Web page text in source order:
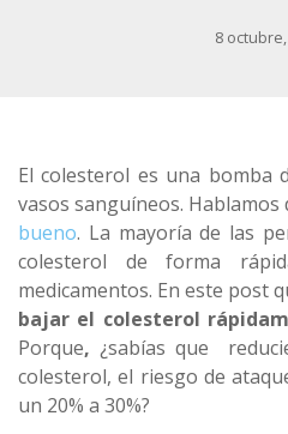
8
El colesterol es una bomba
vasos sanguíneos. Hablamos
bueno. La mayoría de las
colesterol de forma
medicamentos. En este post
bajar el colesterol
Porque, ¿sabías que
colesterol, el riesgo de
un 20% a 30%?